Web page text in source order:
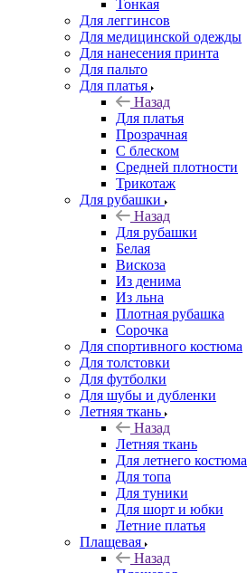
Тонкая
Для леггинсов
Для медицинской одежды
Для нанесения принта
Для пальто
Для платья
Назад
Для платья
Прозрачная
С блеском
Средней плотности
Трикотаж
Для рубашки
Назад
Для рубашки
Белая
Вискоза
Из денима
Из льна
Плотная рубашка
Сорочка
Для спортивного костюма
Для толстовки
Для футболки
Для шубы и дубленки
Летняя ткань
Назад
Летняя ткань
Для летнего костюма
Для топа
Для туники
Для шорт и юбки
Летние платья
Плащевая
Назад